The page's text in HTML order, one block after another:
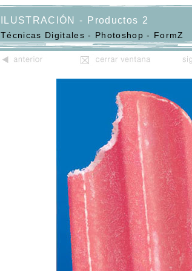
ILUSTRACIÓN - Productos 2
Técnicas Digitales - Photoshop - FormZ